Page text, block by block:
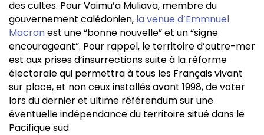
des cultes. Pour Vaimu’a Muliava, membre du
gouvernement calédonien, la venue d’Emmnuel
Macronest une “bonne nouvelle” et un “signe
encourageant”. Pour rappel, le territoire d’outre-mer
est aux prises d’insurrections suite à la réforme
électorale qui permettra à tous les Français vivant
sur place, et non ceux installés avant 1998, de voter
lors du dernier et ultime référendum sur une
éventuelle indépendance du territoire situé dans le
Pacifique sud.